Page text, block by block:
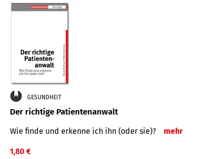
GESUNDHEIT
Der richtige Patientenanwalt
Wie finde und erkenne ich ihn (oder sie)? mehr
1,80 €